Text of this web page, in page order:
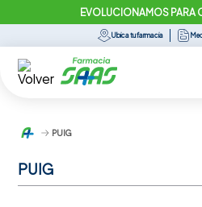
EVOLUCIONAMOS PARA
Ubica tu farmacia
PUIG
PUIG